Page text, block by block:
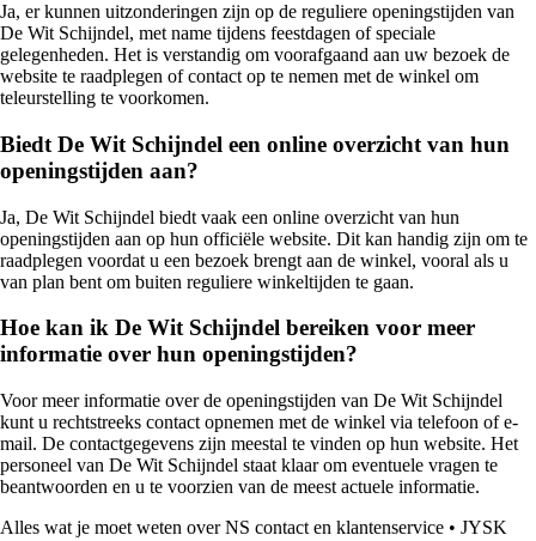
Ja, er kunnen uitzonderingen zijn op de reguliere openingstijden van
De Wit Schijndel, met name tijdens feestdagen of speciale
gelegenheden. Het is verstandig om voorafgaand aan uw bezoek de
website te raadplegen of contact op te nemen met de winkel om
teleurstelling te voorkomen.
Biedt De Wit Schijndel een online overzicht van hun
openingstijden aan?
Ja, De Wit Schijndel biedt vaak een online overzicht van hun
openingstijden aan op hun officiële website. Dit kan handig zijn om te
raadplegen voordat u een bezoek brengt aan de winkel, vooral als u
van plan bent om buiten reguliere winkeltijden te gaan.
Hoe kan ik De Wit Schijndel bereiken voor meer
informatie over hun openingstijden?
Voor meer informatie over de openingstijden van De Wit Schijndel
kunt u rechtstreeks contact opnemen met de winkel via telefoon of e-
mail. De contactgegevens zijn meestal te vinden op hun website. Het
personeel van De Wit Schijndel staat klaar om eventuele vragen te
beantwoorden en u te voorzien van de meest actuele informatie.
Alles wat je moet weten over NS contact en klantenservice • JYSK